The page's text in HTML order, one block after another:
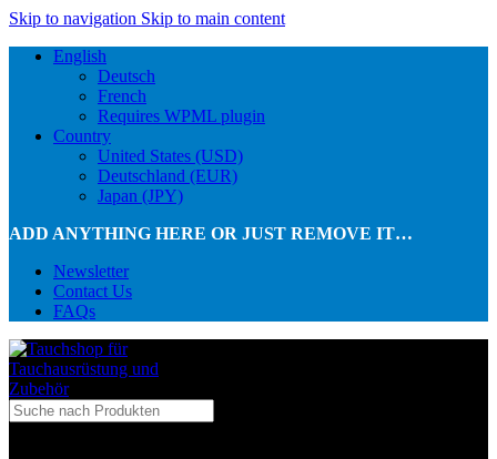
Skip to navigation Skip to main content
English
Deutsch
French
Requires WPML plugin
Country
United States (USD)
Deutschland (EUR)
Japan (JPY)
ADD ANYTHING HERE OR JUST REMOVE IT…
Newsletter
Contact Us
FAQs